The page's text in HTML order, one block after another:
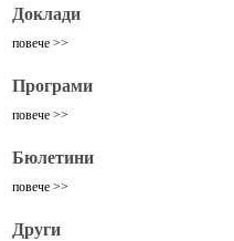
Доклади
повече >>
Програми
повече >>
Бюлетини
повече >>
Други